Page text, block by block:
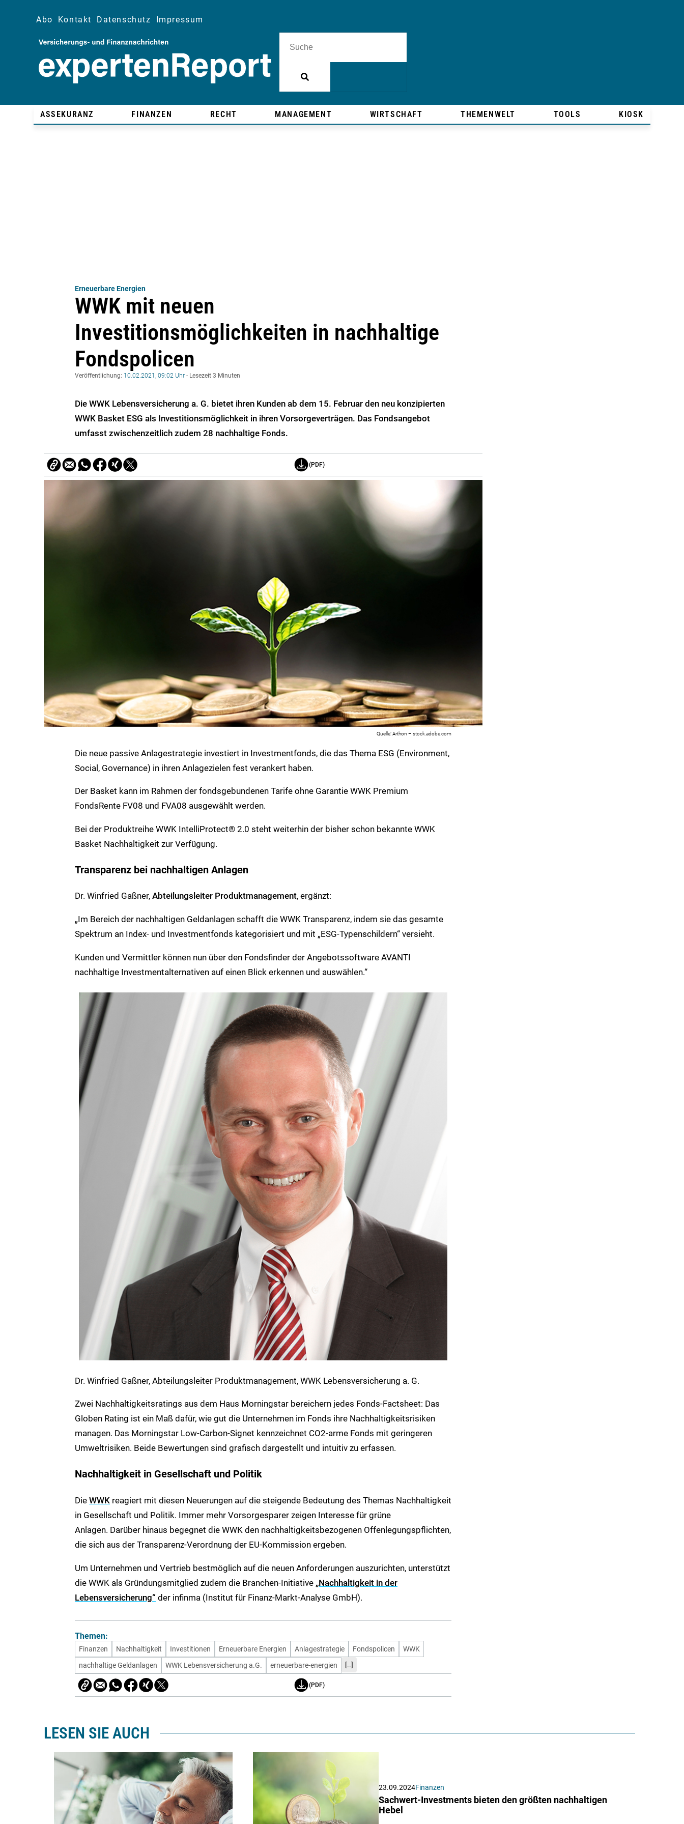
Abo Kontakt Datenschutz Impressum
ASSEKURANZ FINANZEN RECHT MANAGEMENT WIRTSCHAFT THEMENWELT TOOLS KIOSK
Erneuerbare Energien
WWK mit neuen
Investitionsmöglichkeiten in nachhaltige
Fondspolicen
Veröffentlichung: 10.02.2021, 09:02 Uhr - Lesezeit 3 Minuten
Die WWK Lebensversicherung a. G. bietet ihren Kunden ab dem 15. Februar den neu konzipierten
WWK Basket ESG als Investitionsmöglichkeit in ihren Vorsorgeverträgen. Das Fondsangebot
umfasst zwischenzeitlich zudem 28 nachhaltige Fonds.
(PDF)
Arthon – stock.adobe.com
Die neue passive Anlagestrategie investiert in Investmentfonds, die das Thema ESG (Environment,
Social, Governance) in ihren Anlagezielen fest verankert haben.
Der Basket kann im Rahmen der fondsgebundenen Tarife ohne Garantie WWK Premium
FondsRente FV08 und FVA08 ausgewählt werden.
Bei der Produktreihe WWK IntelliProtect® 2.0 steht weiterhin der bisher schon bekannte WWK
Basket Nachhaltigkeit zur Verfügung.
Transparenz bei nachhaltigen Anlagen
Dr. Winfried Gaßner, Abteilungsleiter Produktmanagement, ergänzt:
„Im Bereich der nachhaltigen Geldanlagen schafft die WWK Transparenz, indem sie das gesamte
Spektrum an Index- und Investmentfonds kategorisiert und mit „ESG-Typenschildern“ versieht.
Kunden und Vermittler können nun über den Fondsfinder der Angebotssoftware AVANTI
nachhaltige Investmentalternativen auf einen Blick erkennen und auswählen.“
Dr. Winfried Gaßner, Abteilungsleiter Produktmanagement, WWK Lebensversicherung a. G.
Zwei Nachhaltigkeitsratings aus dem Haus Morningstar bereichern jedes Fonds-Factsheet: Das
Globen Rating ist ein Maß dafür, wie gut die Unternehmen im Fonds ihre Nachhaltigkeitsrisiken
managen. Das Morningstar Low-Carbon-Signet kennzeichnet CO2-arme Fonds mit geringeren
Umweltrisiken. Beide Bewertungen sind grafisch dargestellt und intuitiv zu erfassen.
Nachhaltigkeit in Gesellschaft und Politik
Die WWK reagiert mit diesen Neuerungen auf die steigende Bedeutung des Themas Nachhaltigkeit
in Gesellschaft und Politik. Immer mehr Vorsorgesparer zeigen Interesse für grüne
Anlagen. Darüber hinaus begegnet die WWK den nachhaltigkeitsbezogenen Offenlegungspflichten,
die sich aus der Transparenz-Verordnung der EU-Kommission ergeben.
Um Unternehmen und Vertrieb bestmöglich auf die neuen Anforderungen auszurichten, unterstützt
die WWK als Gründungsmitglied zudem die Branchen-Initiative „Nachhaltigkeit in der
Lebensversicherung“ der infinma (Institut für Finanz-Markt-Analyse GmbH).
Themen:
Finanzen Nachhaltigkeit Investitionen Erneuerbare Energien Anlagestrategie Fondspolicen
WWK
nachhaltige Geldanlagen
WWK Lebensversicherung a.G. erneuerbare-energien [..]
(PDF)
LESEN SIE AUCH
23.09.2024Finanzen
Sachwert-Investments bieten den größten nachhaltigen
Hebel